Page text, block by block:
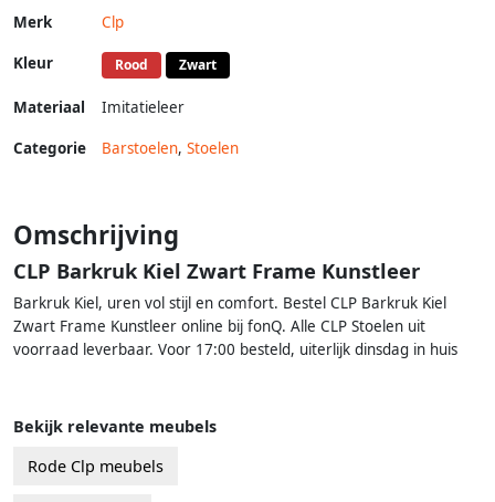
Merk Clp
Kleur Rood Zwart
Materiaal Imitatieleer
Categorie Barstoelen, Stoelen
Omschrijving
CLP Barkruk Kiel Zwart Frame Kunstleer
Barkruk Kiel, uren vol stijl en comfort. Bestel CLP Barkruk Kiel
Zwart Frame Kunstleer online bij fonQ. Alle CLP Stoelen uit
voorraad leverbaar. Voor 17:00 besteld, uiterlijk dinsdag in huis
Bekijk relevante meubels
Rode Clp meubels